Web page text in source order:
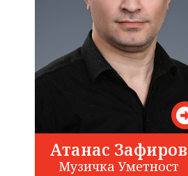
Атанас Зафиров
Музичка Уметност